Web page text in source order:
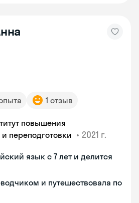
1 отзыв
повышения
переподготовки • 2021 г.
язык с 7 лет и делится
и путешествовала по